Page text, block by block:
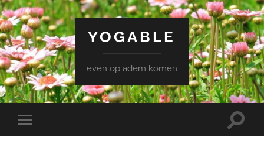
YOGABLE
even op adem komen
Toggle
mobiel
Toggle